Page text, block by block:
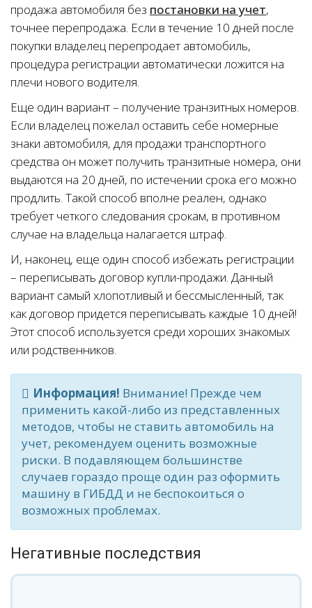
продажа автомобиля без постановки на учет,
точнее перепродажа. Если в течение 10 дней после
покупки владелец перепродает автомобиль,
процедура регистрации автоматически ложится на
плечи нового водителя.
Еще один вариант – получение транзитных номеров.
Если владелец пожелал оставить себе номерные
знаки автомобиля, для продажи транспортного
средства он может получить транзитные номера, они
выдаются на 20 дней, по истечении срока его можно
продлить. Такой способ вполне реален, однако
требует четкого следования срокам, в противном
случае на владельца налагается штраф.
И, наконец, еще один способ избежать регистрации
– переписывать договор купли-продажи. Данный
вариант самый хлопотливый и бессмысленный, так
как договор придется переписывать каждые 10 дней!
Этот способ используется среди хороших знакомых
или родственников.
Информация! Внимание! Прежде чем
применить какой-либо из представленных
методов, чтобы не ставить автомобиль на
учет, рекомендуем оценить возможные
риски. В подавляющем большинстве
случаев гораздо проще один раз оформить
машину в ГИБДД и не беспокоиться о
возможных проблемах.
Негативные последствия